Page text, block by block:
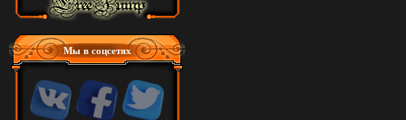
Мы в соцсетях